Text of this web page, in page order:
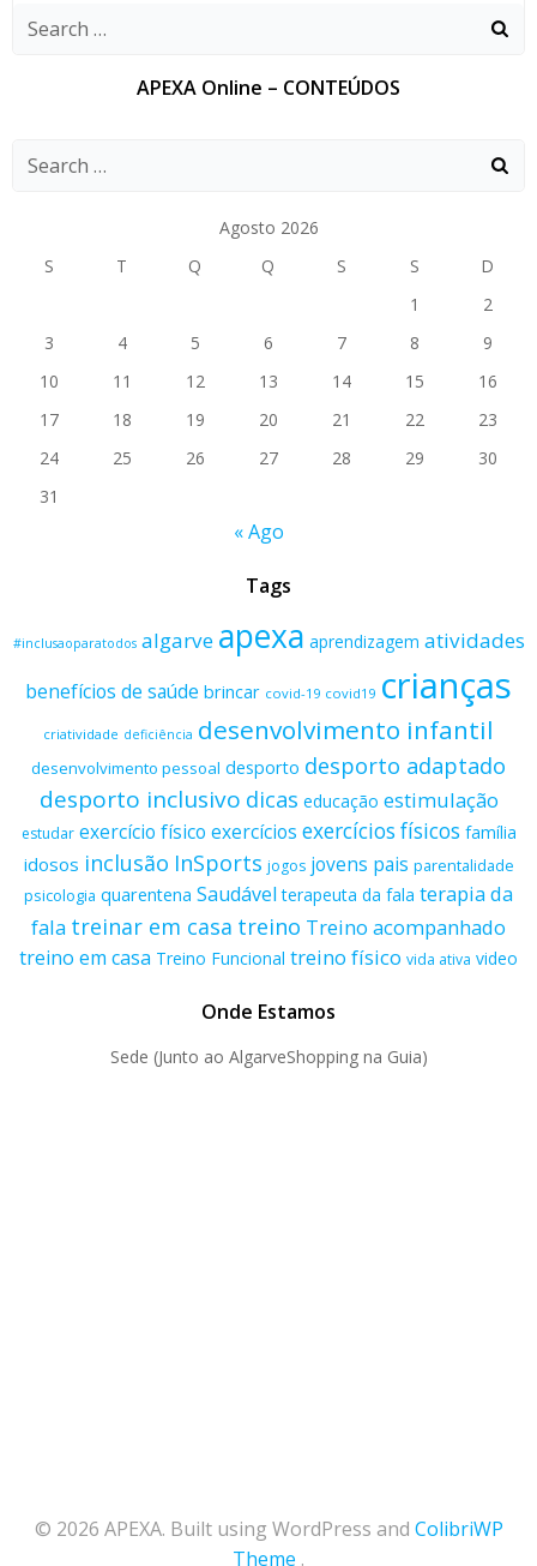
APEXA Online – CONTEÚDOS
Agosto 2026
S
T Q Q S S
D
1
2
3
4 5 6 7 8
9
10
11 12 13 14 15
16
17
18 19 20 21 22
23
24
25 26 27 28 29
30
31
« Ago
Tags
#inclusaoparatodos algarve apexa aprendizagem atividades
benefícios de saúde brincar covid-19 covid19 crianças
criatividade deficiência desenvolvimento infantil
desenvolvimento pessoal desporto desporto adaptado
desporto inclusivo dicas educação estimulação
estudar exercício físico exercícios exercícios físicos família
idosos inclusão InSports jogos jovens pais parentalidade
psicologia quarentena Saudável terapeuta da fala terapia da
fala treinar em casa treino Treino acompanhado
treino em casa Treino Funcional treino físico vida ativa video
Onde Estamos
Sede (Junto ao AlgarveShopping na Guia)
© 2026 APEXA. Built using WordPress and ColibriWP
Theme .